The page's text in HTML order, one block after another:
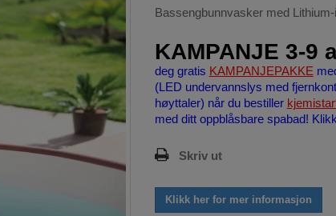
Bassengbunnvasker med Lithium-
KAMPANJE 3-9
deg gratis KAMPANJEPAKKE
(LED undervannslys med
høyttaler) når du bestiller
med ditt oppblåsbare spabad! Klikk
Skriv ut
Klikk her for mer informasjon